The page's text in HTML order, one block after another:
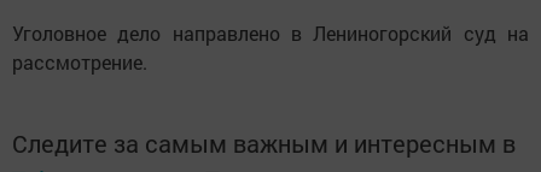
Уголовное дело направлено в Лениногорский суд на
рассмотрение.
Следите за самым важным и интересным в